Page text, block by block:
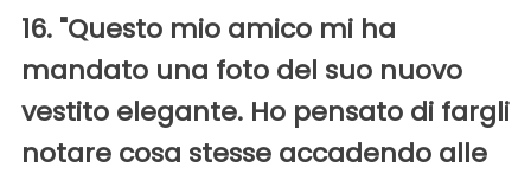
16. "Questo mio amico mi ha
mandato una foto del suo nuovo
vestito elegante. Ho pensato di fargli
notare cosa stesse accadendo alle